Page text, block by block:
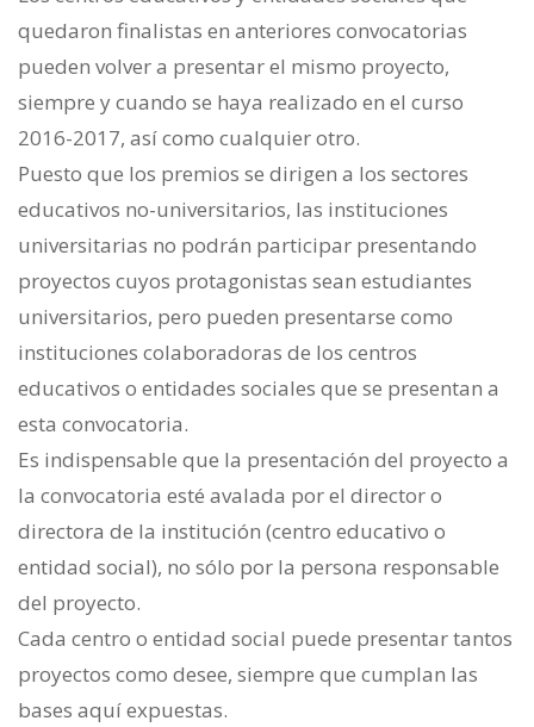
quedaron finalistas en anteriores convocatorias
pueden volver a presentar el mismo proyecto,
siempre y cuando se haya realizado en el curso
2016-2017, así como cualquier otro.
Puesto que los premios se dirigen a los sectores
educativos no-universitarios, las instituciones
universitarias no podrán participar presentando
proyectos cuyos protagonistas sean estudiantes
universitarios, pero pueden presentarse como
instituciones colaboradoras de los centros
educativos o entidades sociales que se presentan a
esta convocatoria.
Es indispensable que la presentación del proyecto a
la convocatoria esté avalada por el director o
directora de la institución (centro educativo o
entidad social), no sólo por la persona responsable
del proyecto.
Cada centro o entidad social puede presentar tantos
proyectos como desee, siempre que cumplan las
bases aquí expuestas.